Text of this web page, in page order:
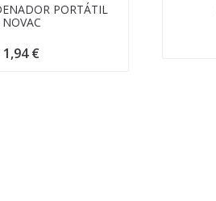
PORTÁTIL
NOVAC
1,94€